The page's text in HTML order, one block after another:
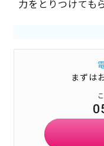
力をとりつけても
まずは